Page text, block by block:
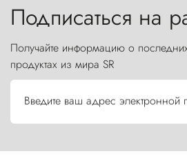
Подписаться на
Получайте информацию о
продуктах из мира SR
Введите ваш адрес электронной